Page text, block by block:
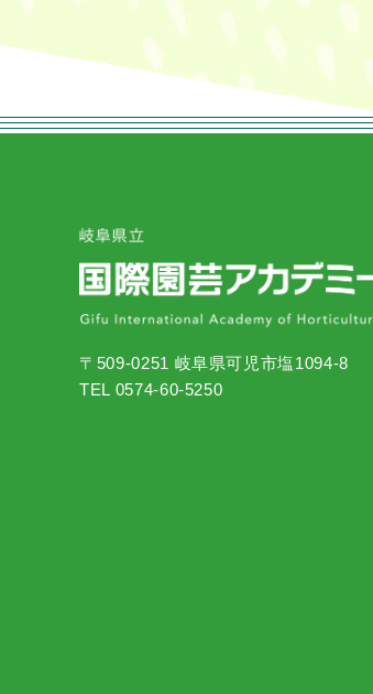
〒509-0251 岐阜県可児市塩1094-8
TEL 0574-60-5250